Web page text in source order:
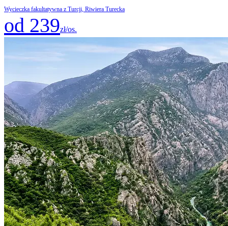
Wycieczka fakultatywna z Turcji, Riwiera Turecka
od 239zł/os.